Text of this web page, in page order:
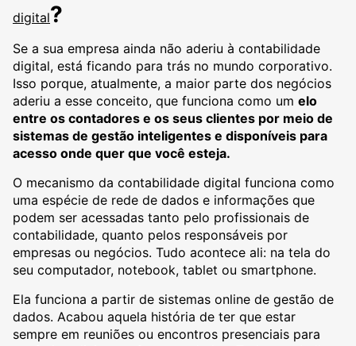
digital?
Se a sua empresa ainda não aderiu à contabilidade
digital, está ficando para trás no mundo corporativo.
Isso porque, atualmente, a maior parte dos negócios
aderiu a esse conceito, que funciona como um elo
entre os contadores e os seus clientes por meio de
sistemas de gestão inteligentes e disponíveis para
acesso onde quer que você esteja.
O mecanismo da contabilidade digital funciona como
uma espécie de rede de dados e informações que
podem ser acessadas tanto pelo profissionais de
contabilidade, quanto pelos responsáveis por
empresas ou negócios. Tudo acontece ali: na tela do
seu computador, notebook, tablet ou smartphone.
Ela funciona a partir de sistemas online de gestão de
dados. Acabou aquela história de ter que estar
sempre em reuniões ou encontros presenciais para